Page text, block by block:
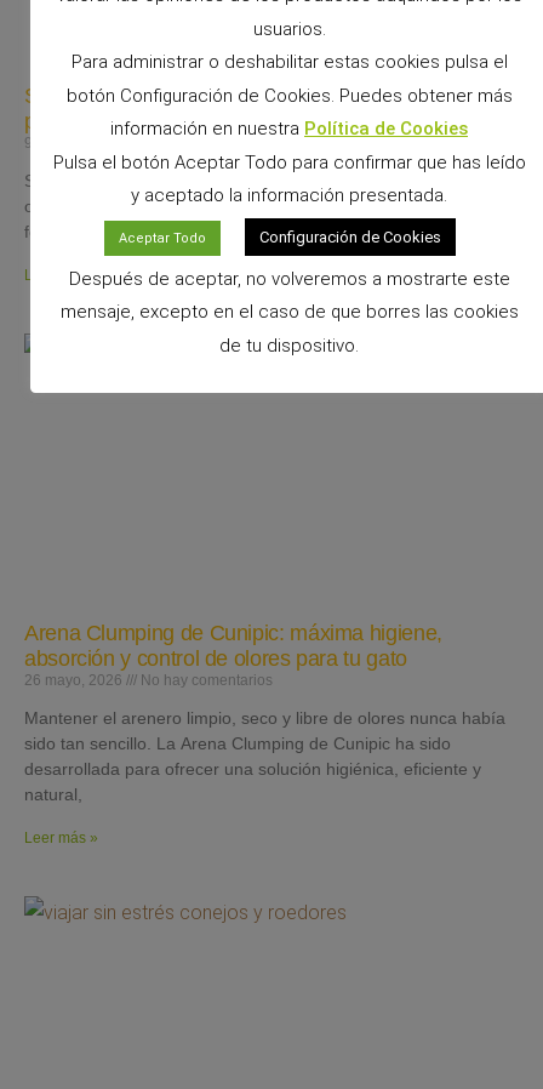
Snacks Alpha Pro: 6 sabores irresistibles para
premiar a tu pequeño
9 junio, 2026
Si convives con un conejo, cobaya, chinchilla, degú o cualquier
otro pequeño mamífero herbívoro, sabrás que los premios
forman parte de los momentos más especiales
Leer más »
Arena Clumping de Cunipic: máxima higiene,
absorción y control de olores para tu gato
26 mayo, 2026 No hay comentarios
Mantener el arenero limpio, seco y libre de olores nunca había
sido tan sencillo. La Arena Clumping de Cunipic ha sido
desarrollada para ofrecer una solución higiénica, eficiente y
natural,
Leer más »
usuarios.
Para administrar o deshabilitar estas cookies pulsa el
botón Configuración de Cookies. Puedes obtener más
información en nuestra Política de Cookies
Pulsa el botón Aceptar Todo para confirmar que has leído
y aceptado la información presentada.
Aceptar Todo Configuración de Cookies
Después de aceptar, no volveremos a mostrarte este
mensaje, excepto en el caso de que borres las cookies
de tu dispositivo.